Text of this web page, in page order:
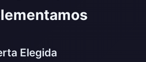
Elegida